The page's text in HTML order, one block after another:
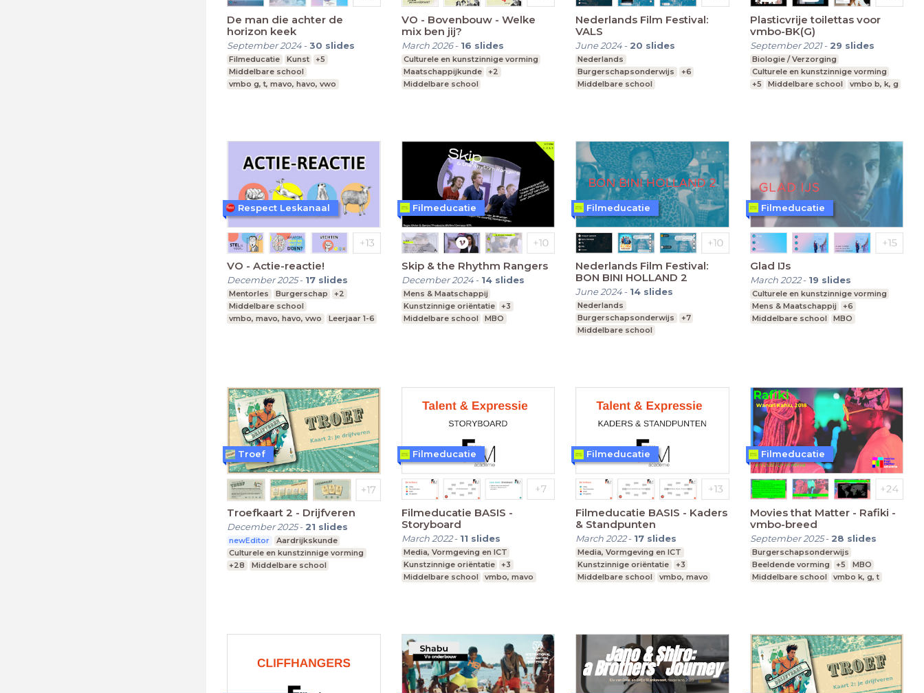
De man die achter de
horizon keek
September 2024-30 slides
Filmeducatie Kunst
+5
Middelbare school
vmbo g, t, mavo, havo, vwo
VO - Bovenbouw - Welke
mix ben jij?
March 2026- 16 slides
Culturele en kunstzinnige vorming
Maatschappijkunde
+2
Middelbare school
Nederlands Film Festival:
VALS
June 2024- 20 slides
Nederlands
Burgerschapsonderwijs
+6
Middelbare school
Plasticvrije toilettas voor
vmbo-BK(G)
September 2021- 29 slides
Biologie / Verzorging
Culturele en kunstzinnige vorming
+5
Middelbare school
vmbo b, k, g
VO - Actie-reactie!
December 2025- 17 slides
Mentorles Burgerschap
+2
Middelbare school
vmbo, mavo, havo, vwo
Leerjaar 1-6
Respect Leskanaal
Skip & the Rhythm Rangers
December 2024- 14 slides
Mens & Maatschappij
Kunstzinnige oriëntatie
+3
Middelbare school
MBO
Filmeducatie
Nederlands Film Festival:
BON BINI HOLLAND 2
June 2024- 14 slides
Nederlands
Burgerschapsonderwijs
+7
Middelbare school
Filmeducatie
Glad IJs
March 2022- 19 slides
Culturele en kunstzinnige vorming
Mens & Maatschappij
+6
Middelbare school
MBO
Filmeducatie
Troefkaart 2 - Drijfveren
December 2025- 21 slides
newEditor
Aardrijkskunde
Culturele en kunstzinnige vorming
+28
Middelbare school
Troef
Filmeducatie BASIS -
Storyboard
March 2022- 11 slides
Media, Vormgeving en ICT
Kunstzinnige oriëntatie
+3
Middelbare school
vmbo, mavo
Filmeducatie
Filmeducatie BASIS - Kaders
& Standpunten
March 2022- 17 slides
Media, Vormgeving en ICT
Kunstzinnige oriëntatie
+3
Middelbare school
vmbo, mavo
Filmeducatie
Movies that Matter - Rafiki -
vmbo-breed
September 2025- 28 slides
Burgerschapsonderwijs
Beeldende vorming
+5
MBO
Middelbare school
vmbo k, g, t
Filmeducatie